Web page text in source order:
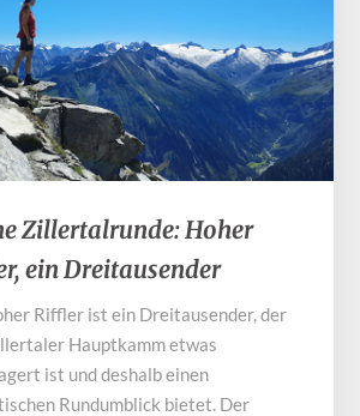
Zillertalrunde: Hoher
ein Dreitausender
Riffler ist ein Dreitausender, der
Hauptkamm etwas
ist und deshalb einen
Rundumblick bietet. Der